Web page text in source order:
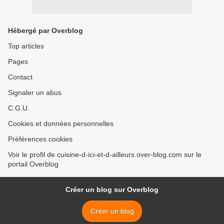
Hébergé par Overblog
Top articles
Pages
Contact
Signaler un abus
C.G.U.
Cookies et données personnelles
Préférences cookies
Voir le profil de cuisine-d-ici-et-d-ailleurs.over-blog.com sur le
portail Overblog
Créer un blog sur Overblog
Créer un blog